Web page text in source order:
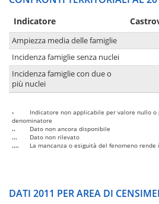
Indicatore
Ampiezza media delle famiglie
Incidenza famiglie senza nuclei
Incidenza famiglie con due o
più nuclei
-
Indicatore non applicabile per valore nullo o
denominatore
..
Dato non ancora disponibile
...
Dato non rilevato
....
La mancanza o esiguità del fenomeno
DATI 2011 PER AREA DI